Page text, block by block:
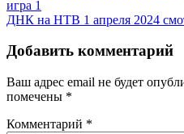
по
игра 1
ДНК на НТВ 1 апреля 2024
Добавить комментарий
Ваш адрес email не будет
помечены *
Комментарий *